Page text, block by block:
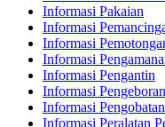
Informasi Pakaian
Informasi
Informasi
Informasi
Informasi Pengantin
Informasi Pengeboran
Informasi Pengobatan
Informasi Peralatan